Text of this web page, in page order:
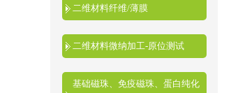
二维材料纤维/薄膜
二维材料微纳加工-原位测试
基础磁珠、免疫磁珠、蛋白纯化